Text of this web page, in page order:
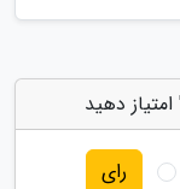
دهید
رای